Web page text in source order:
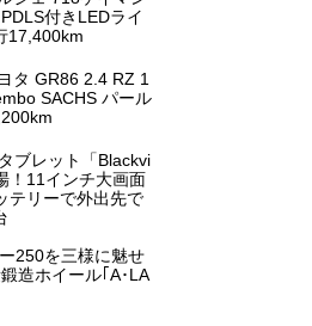
付きLEDライ
17,400km
タ GR86 2.4 RZ 1
SACHS パール
ブレット「Blackvi
！11インチ大画面
テリーで外出先で
250を三様に魅せ
造ホイール｢A･LA